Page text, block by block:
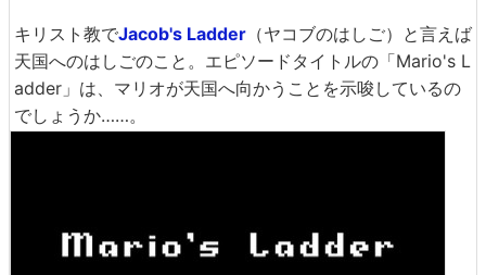
キリスト教でJacob's Ladder （ヤコブのはしご）と言えば
天国へのはしごのこと。エピソードタイトルの「Mario's L
adder」は、マリオが天国へ向かうことを示唆しているの
でしょうか……。